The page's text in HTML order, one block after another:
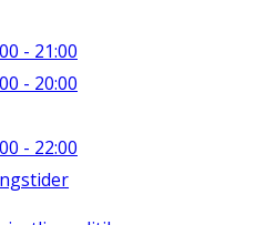
- 21:00
- 20:00
- 22:00